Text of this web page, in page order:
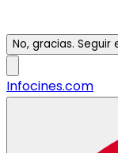
No, gracias. Seguir
Infocines.com